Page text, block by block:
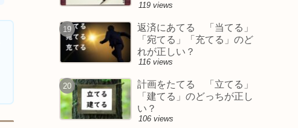
119 views
返済にあてる 「当てる」
「宛てる」「充てる」のど
れが正しい？
116 views
計画をたてる 「立てる」
「建てる」のどっちが正し
い？
106 views